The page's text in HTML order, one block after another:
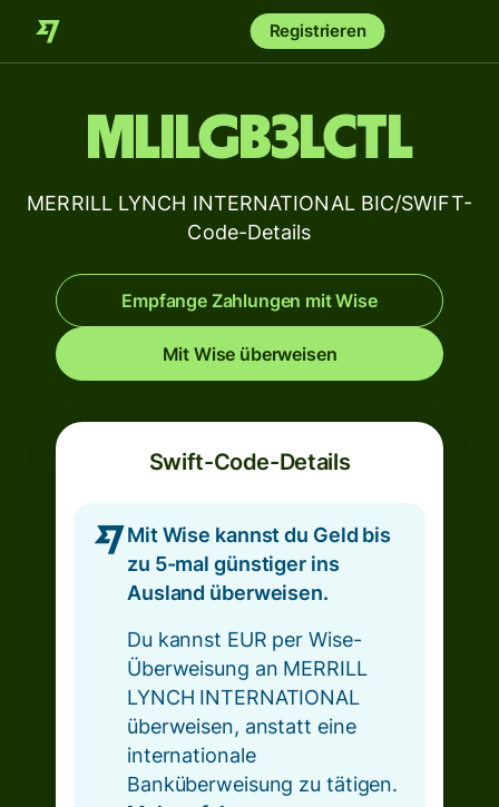
Registrieren
MLILGB3LCTL
MERRILL LYNCH INTERNATIONAL BIC/SWIFT-
Code-Details
Empfange Zahlungen mit Wise
Mit Wise überweisen
Swift-Code-Details
Mit Wise kannst du Geld bis
zu 5-mal günstiger ins
Ausland überweisen.
Du kannst EUR per Wise-
Überweisung an MERRILL
LYNCH INTERNATIONAL
überweisen, anstatt eine
internationale
Banküberweisung zu tätigen.